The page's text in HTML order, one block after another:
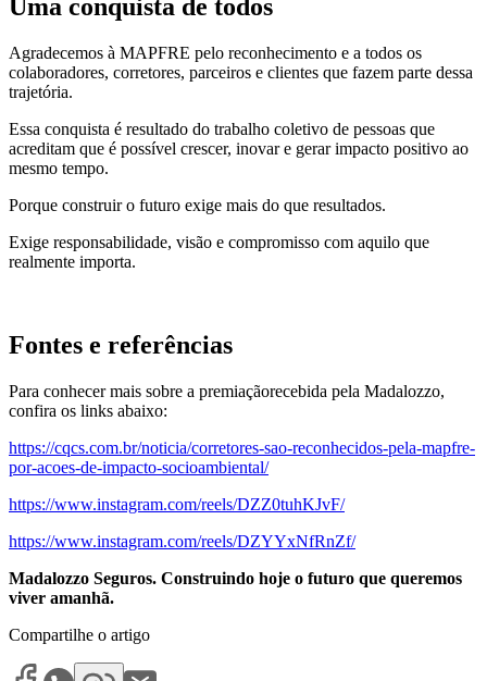
Uma conquista de todos
Agradecemos à MAPFRE pelo reconhecimento e a todos os
colaboradores, corretores, parceiros e clientes que fazem parte dessa
trajetória.
Essa conquista é resultado do trabalho coletivo de pessoas que
acreditam que é possível crescer, inovar e gerar impacto positivo ao
mesmo tempo.
Porque construir o futuro exige mais do que resultados.
Exige responsabilidade, visão e compromisso com aquilo que
realmente importa.
Fontes e referências
Para conhecer mais sobre a premiaçãorecebida pela Madalozzo,
confira os links abaixo:
https://cqcs.com.br/noticia/corretores-sao-reconhecidos-pela-mapfre-
por-acoes-de-impacto-socioambiental/
https://www.instagram.com/reels/DZZ0tuhKJvF/
https://www.instagram.com/reels/DZYYxNfRnZf/
Madalozzo Seguros. Construindo hoje o futuro que queremos
viver amanhã.
Compartilhe o artigo